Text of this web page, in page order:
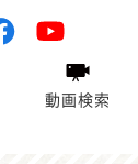
動画検索